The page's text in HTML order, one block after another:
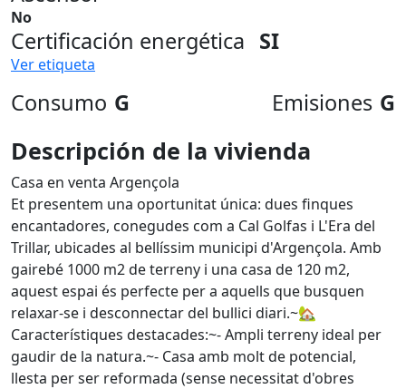
No
Certificación energética SI
Ver etiqueta
Consumo G Emisiones G
Descripción de la vivienda
Casa en venta Argençola
Et presentem una oportunitat única: dues finques
encantadores, conegudes com a Cal Golfas i L'Era del
Trillar, ubicades al bellíssim municipi d'Argençola. Amb
gairebé 1000 m2 de terreny i una casa de 120 m2,
aquest espai és perfecte per a aquells que busquen
relaxar-se i desconnectar del bullici diari.~🏡
Característiques destacades:~- Ampli terreny ideal per
gaudir de la natura.~- Casa amb molt de potencial,
llesta per ser reformada (sense necessitat d'obres